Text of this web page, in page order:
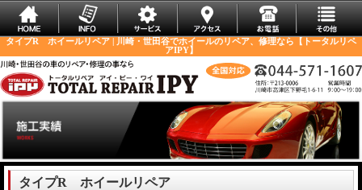
タイプR ホイールリペア | 川崎・世田谷でホイールのリペア、修理なら【トータルリペ
アIPY】
タイプR ホイールリペア